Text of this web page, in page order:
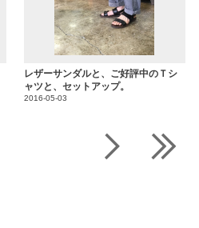
レザーサンダルと、ご好評中のＴシ
ャツと、セットアップ。
2016-05-03